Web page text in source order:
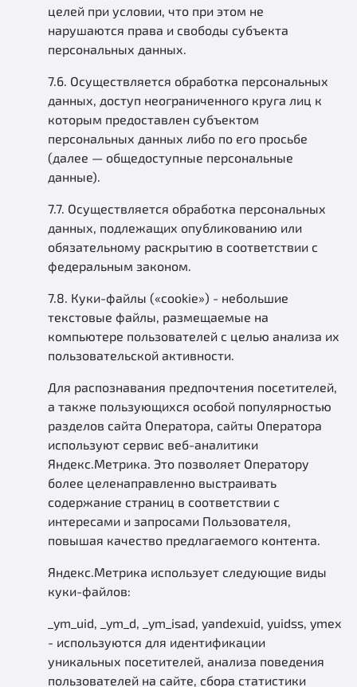
целей при условии, что при этом не
нарушаются права и свободы субъекта
персональных данных.
7.6. Осуществляется обработка персональных
данных, доступ неограниченного круга лиц к
которым предоставлен субъектом
персональных данных либо по его просьбе
(далее — общедоступные персональные
данные).
7.7. Осуществляется обработка персональных
данных, подлежащих опубликованию или
обязательному раскрытию в соответствии с
федеральным законом.
7.8. Куки-файлы («cookie») - небольшие
текстовые файлы, размещаемые на
компьютере пользователей с целью анализа их
пользовательской активности.
Для распознавания предпочтения посетителей,
а также пользующихся особой популярностью
разделов сайта Оператора, сайты Оператора
используют сервис веб-аналитики
Яндекс.Метрика. Это позволяет Оператору
более целенаправленно выстраивать
содержание страниц в соответствии с
интересами и запросами Пользователя,
повышая качество предлагаемого контента.
Яндекс.Метрика использует следующие виды
куки-файлов:
_ym_uid, _ym_d, _ym_isad, yandexuid, yuidss, ymex
- используются для идентификации
уникальных посетителей, анализа поведения
пользователей на сайте, сбора статистики